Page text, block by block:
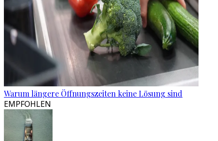
Warum längere Öffnungszeiten keine Lösung sind
EMPFOHLEN